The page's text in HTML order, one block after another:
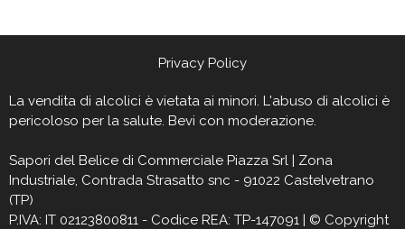
Privacy Policy
La vendita di alcolici è vietata ai minori. L'abuso di alcolici è
pericoloso per la salute. Bevi con moderazione.
Sapori del Belìce di Commerciale Piazza Srl | Zona
Industriale, Contrada Strasatto snc - 91022 Castelvetrano
(TP)
P.IVA: IT 02123800811 - Codice REA: TP-147091 | © Copyright